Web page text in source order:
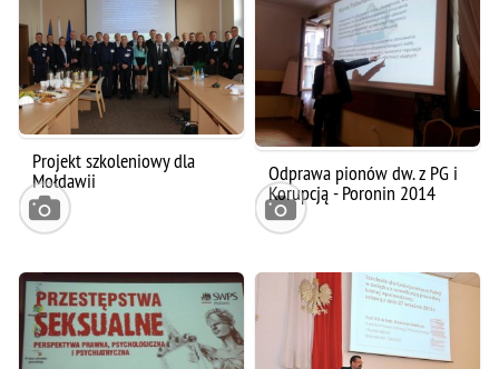
Projekt szkoleniowy dla
Mołdawii Odprawa pionów dw. z PG i
Korupcją - Poronin 2014